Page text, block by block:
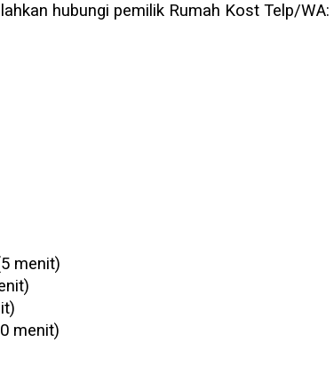
hubungi pemilik Rumah Kost Telp/WA:
menit)
menit)